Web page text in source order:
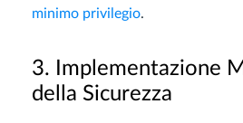
minimo privilegio.
3. Implementazione
della Sicurezza